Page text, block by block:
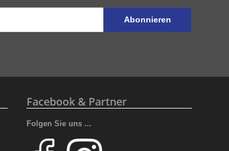
Abonnieren
Facebook & Partner
Folgen Sie uns ...